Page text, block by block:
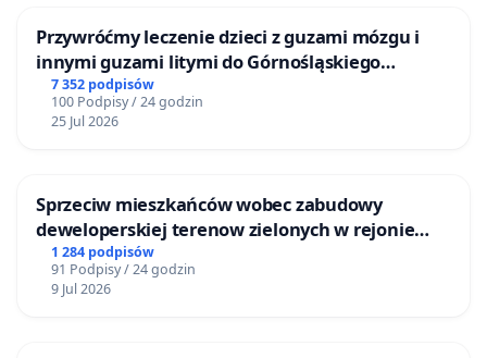
Przywróćmy leczenie dzieci z guzami mózgu i
innymi guzami litymi do Górnośląskiego
Centrum Zdrowia Dziecka w Katowicach
7 352 podpisów
100 Podpisy / 24 godzin
25 Jul 2026
Sprzeciw mieszkańców wobec zabudowy
deweloperskiej terenow zielonych w rejonie
Bulwarów Straceńskich w Bielsku-Białej
1 284 podpisów
91 Podpisy / 24 godzin
9 Jul 2026